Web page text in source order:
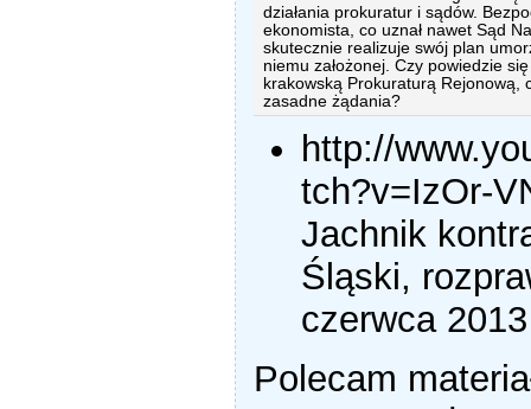
działania prokuratur i sądów.
ekonomista, co uznał nawet Sąd
skutecznie realizuje swój plan
niemu założonej. Czy powiedzie
krakowską Prokuraturą Rejonową,
zasadne żądania?
http://
tch?v=IzOr-
Jachnik
Śląski,
czerwca
Polecam